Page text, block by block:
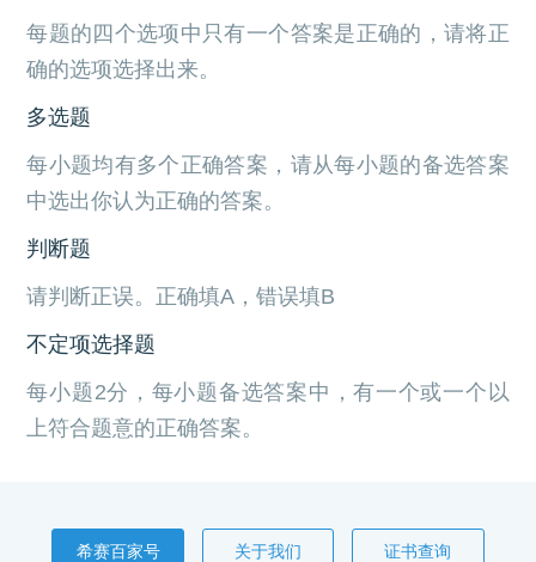
每题的四个选项中只有一个答案是正确的，请将正
确的选项选择出来。
多选题
每小题均有多个正确答案，请从每小题的备选答案
中选出你认为正确的答案。
判断题
请判断正误。正确填A，错误填B
不定项选择题
每小题2分，每小题备选答案中，有一个或一个以
上符合题意的正确答案。
希赛百家号 关于我们 证书查询